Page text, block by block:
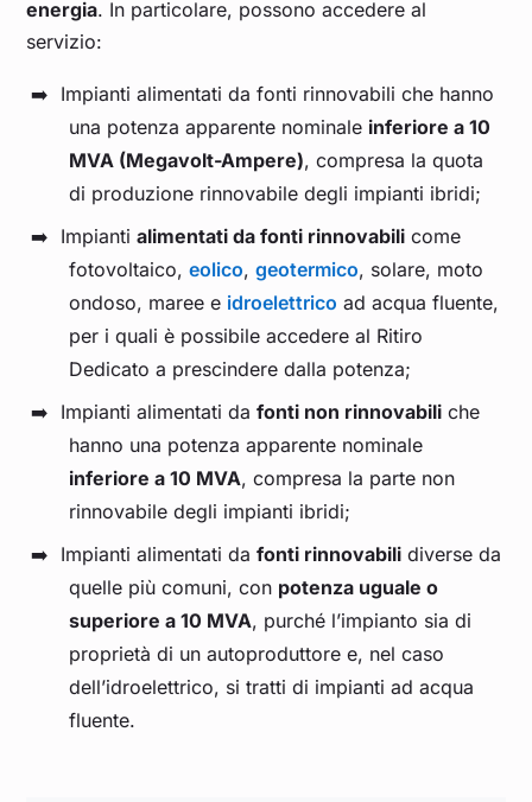
energia. In particolare, possono accedere al
servizio:
Impianti alimentati da fonti rinnovabili che hanno
una potenza apparente nominale inferiore a 10
MVA (Megavolt-Ampere), compresa la quota
di produzione rinnovabile degli impianti ibridi;
Impianti alimentati da fonti rinnovabili come
fotovoltaico,eolico,geotermico, solare, moto
ondoso, maree e idroelettrico ad acqua fluente,
per i quali è possibile accedere al Ritiro
Dedicato a prescindere dalla potenza;
Impianti alimentati da fonti non rinnovabili che
hanno una potenza apparente nominale
inferiore a 10 MVA, compresa la parte non
rinnovabile degli impianti ibridi;
Impianti alimentati da fonti rinnovabili diverse da
quelle più comuni, con potenza uguale o
superiore a 10 MVA, purché l’impianto sia di
proprietà di un autoproduttore e, nel caso
dell’idroelettrico, si tratti di impianti ad acqua
fluente.